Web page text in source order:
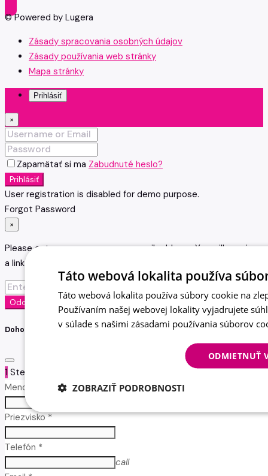
© Powered by Lugera
Zásady spracovania osobných údajov
Zásady používania web stránky
Mapa stránky
Prihlásiť
×
Zapamätať si ma Zabudnuté heslo?
Prihlásiť
User registration is disabled for demo purpose.
Forgot Password
×
Please enter your username or email address. You will receive
a link to create a new password via email.
Odoslať
Dohodnúť stretnutie
1 Step 1
Meno *
Priezvisko *
Telefón *
call
Táto webová lokalita používa
Táto webová lokalita používa súbory cookie na
Používaním našej webovej lokality vyjadrujete
v súlade s našimi zásadami používania súborov
ODMIETNUŤ
ZOBRAZIŤ PODROBNOSTI